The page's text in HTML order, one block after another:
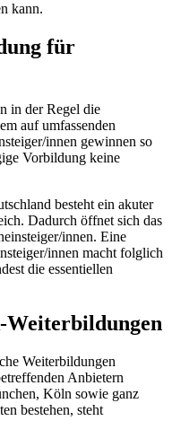
kann.
für
in der Regel die
auf umfassenden
innen gewinnen so
Vorbildung keine
besteht ein akuter
Dadurch öffnet sich das
innen. Eine
innen macht folglich
die essentiellen
Weiterbildungen
Weiterbildungen
Anbietern
Köln sowie ganz
bestehen, steht